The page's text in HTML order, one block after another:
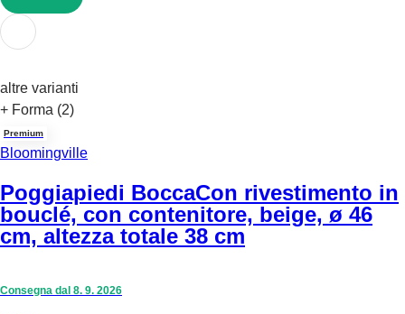
AGGIUNGI
altre varianti
+ Forma (2)
Premium
Bloomingville
Poggiapiedi BoccaCon rivestimento in
bouclé, con contenitore, beige, ø 46
cm, altezza totale 38 cm
Consegna dal 8. 9. 2026